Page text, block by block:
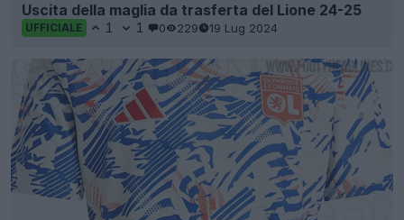
Uscita della maglia da trasferta del Lione 24-25
UFFICIALE 1 1 0 229 19 Lug 2024